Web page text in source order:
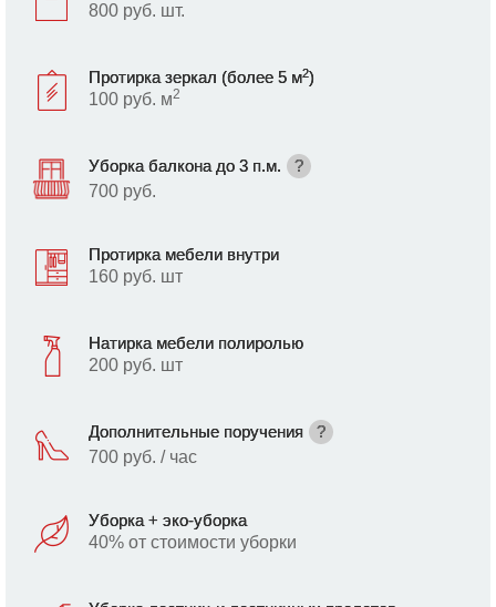
800 руб. шт.
Протирка зеркал (более 5 м2)
100 руб. м2
Уборка балкона до 3 п.м.
?
700 руб.
Протирка мебели внутри
160 руб. шт
Натирка мебели полиролью
200 руб. шт
Дополнительные поручения
?
700 руб. / час
Уборка + эко-уборка
40% от стоимости уборки